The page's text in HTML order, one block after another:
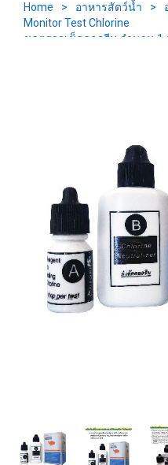
Home > อาหารสัตว์น้ำ >
Monitor Test Chlorine
ชุดตรวจเช็คคลอรีน จำนวน 1